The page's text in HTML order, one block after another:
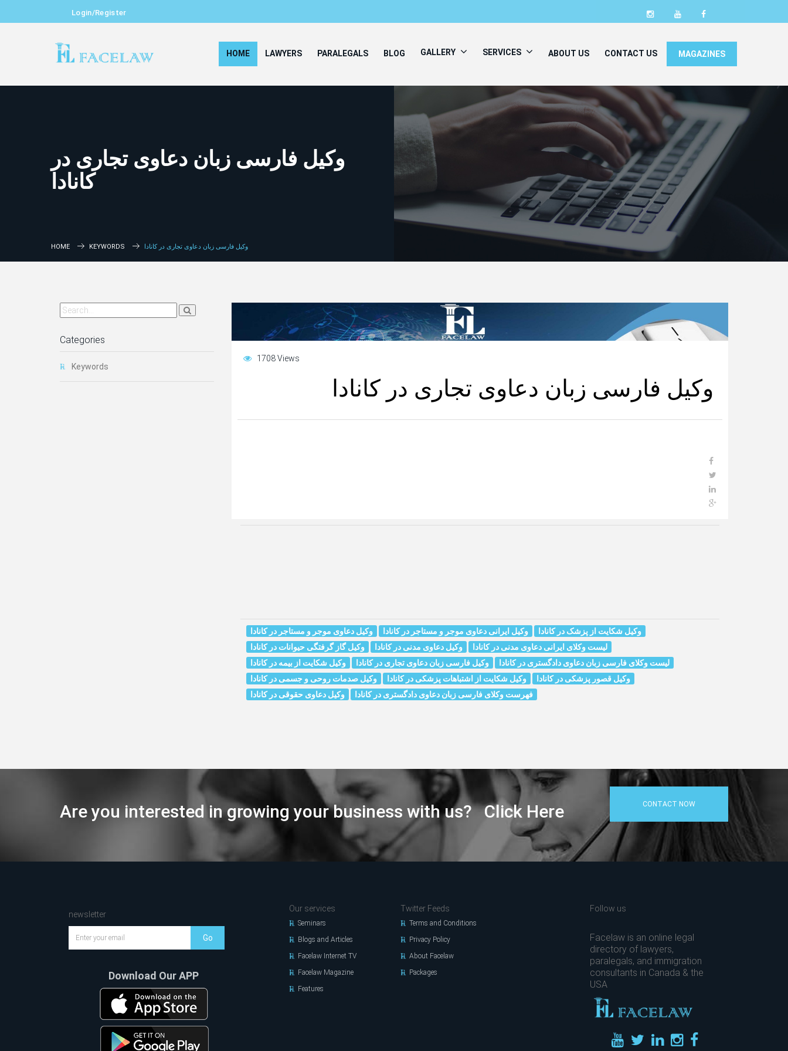
Login/Register
HOME LAWYERS PARALEGALS BLOG GALLERY SERVICES ABOUT US CONTACT US MAGAZINES
وکیل فارسی زبان دعاوی تجاری در
کانادا
HOME KEYWORDS وکیل فارسی زبان دعاوی تجاری در کانادا
Categories
Keywords
1708 Views
وکیل فارسی زبان دعاوی تجاری در کانادا
وکیل دعاوی موجر و مستاجر در کانادا وکیل ایرانی دعاوی موجر و مستاجر در کانادا
وکیل شکایت از پزشک در کانادا
وکیل گاز گرفتگی حیوانات در کانادا
وکیل دعاوی مدنی در کانادا
لیست وکلای ایرانی دعاوی مدنی در کانادا
وکیل شکایت از بیمه در کانادا
وکیل فارسی زبان دعاوی تجاری در کانادا
لیست وکلای فارسی زبان دعاوی دادگستری در کانادا
وکیل صدمات روحی و جسمی در کانادا
وکیل شکایت از اشتباهات پزشکی در کانادا
وکیل قصور پزشکی در کانادا
وکیل دعاوی حقوقی در کانادا
فهرست وکلای فارسی زبان دعاوی دادگستری در کانادا
Are you interested in growing your business with us? Click Here CONTACT NOW
newsletter
Go
Download Our APP
Our services
Seminars
Blogs and Articles
Facelaw Internet TV
Facelaw Magazine
Features
Twitter Feeds
Terms and Conditions
Privacy Policy
About Facelaw
Packages
Follow us
Facelaw is an online legal
directory of lawyers,
paralegals, and immigration
consultants in Canada & the
USA